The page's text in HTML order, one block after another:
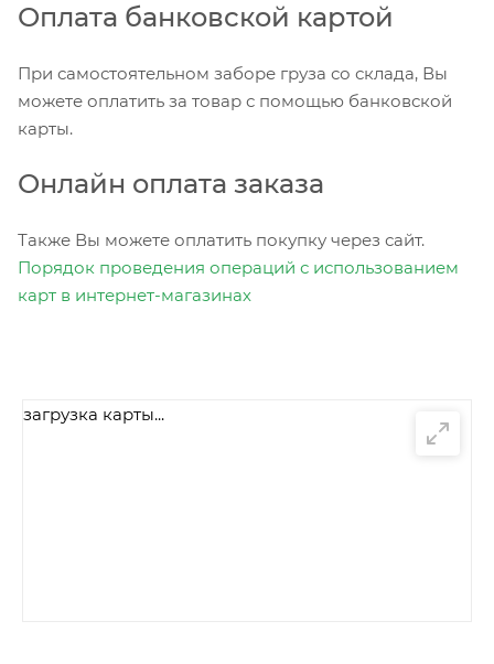
Оплата банковской картой
При самостоятельном заборе груза со склада, Вы
можете оплатить за товар с помощью банковской
карты.
Онлайн оплата заказа
Также Вы можете оплатить покупку через сайт.
Порядок проведения операций с использованием
карт в интернет-магазинах
загрузка карты...